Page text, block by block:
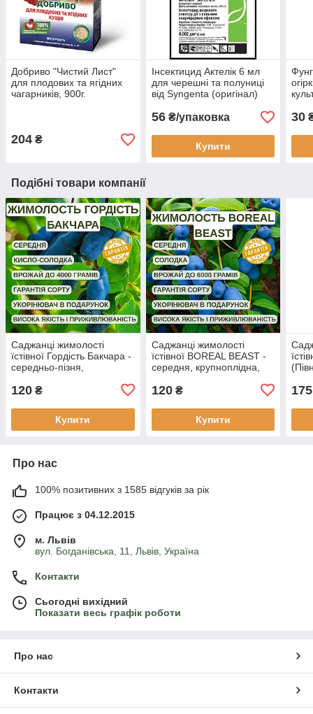
Добриво "Чистий Лист"
для плодових та ягідних
чагарників, 900г.
204 ₴
Інсектицид Актелік 6 мл
для черешні та полуниці
від Syngenta (оригінал)
56₴/упаковка
Купити
30
Подібні товари компанії
Саджанці жимолості
їстівної Гордість Бакчара -
середньо-пізня,
120 ₴
Купити
Саджанці жимолості
їстівної BOREAL BEAST -
середня, крупноплідна,
120₴
Купити
х
175
Про нас
100% позитивних з 1585 відгуків за рік
Працює з 04.12.2015
м. Львів
вул. Богданівська, 11, Львів, Україна
Контакти
Сьогодні вихідний
Показати весь графік роботи
Про нас
Контакти